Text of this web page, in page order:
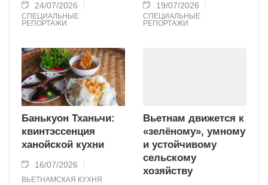
24/07/2026
СПЕЦИАЛЬНЫЕ
РЕПОРТАЖИ
19/07/2026
СПЕЦИАЛЬНЫЕ
РЕПОРТАЖИ
Банькуон Тханьчи:
квинтэссенция
ханойской кухни
16/07/2026
ВЬЕТНАМСКАЯ КУХНЯ
Вьетнам движется к
«зелёному», умному
и устойчивому
сельскому
хозяйству